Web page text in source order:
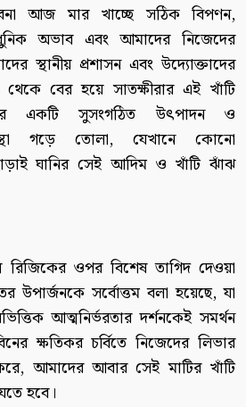
আজ মার খাচ্ছে সঠিক বিপণন,
অভাব এবং আমাদের নিজেদের
স্থানীয় প্রশাসন এবং উদ্যোক্তাদের
থেকে বের হয়ে সাতক্ষীরার এই খাঁটি
একটি সুসংগঠিত উৎপাদন ও
গড়ে তোলা, যেখানে কোনো
ঘানির সেই আদিম ও খাঁটি ঝাঁঝ
রিজিকের ওপর বিশেষ তাগিদ দেওয়া
উপার্জনকে সর্বোত্তম বলা হয়েছে, যা
আত্মনির্ভরতার দর্শনকেই সমর্থন
ক্ষতিকর চর্বিতে নিজেদের লিভার
আমাদের আবার সেই মাটির খাঁটি
হবে।